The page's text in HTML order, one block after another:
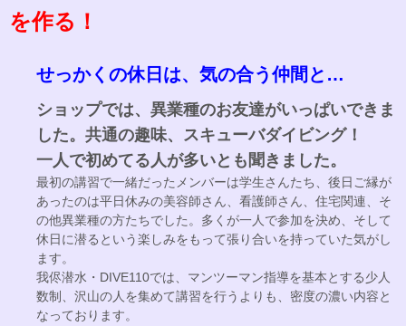
を作る！
せっかくの休日は、気の合う仲間と…
ショップでは、異業種のお友達がいっぱいできま
した。共通の趣味、スキューバダイビング！
一人で初めてる人が多いとも聞きました。
最初の講習で一緒だったメンバーは学生さんたち、後日ご縁が
あったのは平日休みの美容師さん、看護師さん、住宅関連、そ
の他異業種の方たちでした。多くが一人で参加を決め、そして
休日に潜るという楽しみをもって張り合いを持っていた気がし
ます。
我侭潜水・DIVE110では、マンツーマン指導を基本とする少人
数制、沢山の人を集めて講習を行うよりも、密度の濃い内容と
なっております。